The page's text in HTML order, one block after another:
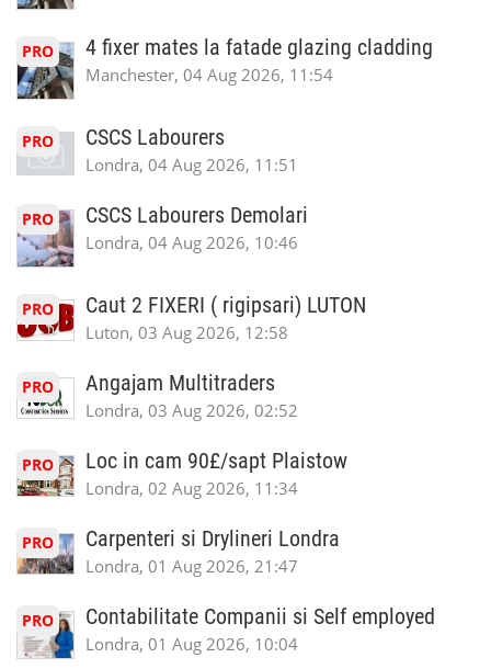
PRO 4 fixer mates la fatade glazing cladding
Manchester, 04 Aug 2026, 11:54
PRO CSCS Labourers
Londra, 04 Aug 2026, 11:51
PRO CSCS Labourers Demolari
Londra, 04 Aug 2026, 10:46
PRO Caut 2 FIXERI ( rigipsari) LUTON
Luton, 03 Aug 2026, 12:58
PRO Angajam Multitraders
Londra, 03 Aug 2026, 02:52
PRO Loc in cam 90£/sapt Plaistow
Londra, 02 Aug 2026, 11:34
PRO Carpenteri si Drylineri Londra
Londra, 01 Aug 2026, 21:47
PRO Contabilitate Companii si Self employed
Londra, 01 Aug 2026, 10:04